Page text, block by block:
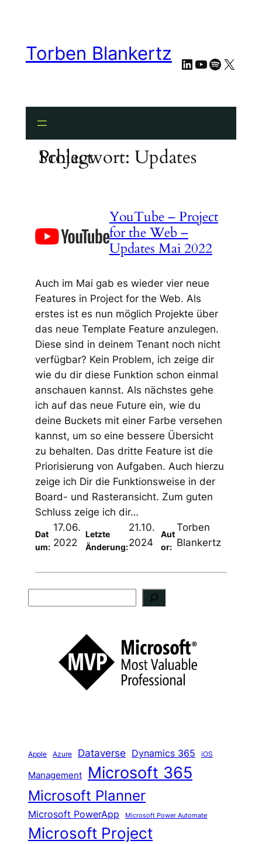
springenTorben Blankertz LinkedIn
YouTube
Spotify
X
Schlagwort:
Updates Project
YouTube – Project
for the Web –
Updates Mai 2022
Auch im Mai gab es wieder vier neue
Features in Project for the Web. Als
erstes ist es nun möglich Projekte über
das neue Template Feature anzulegen.
Diese sind in deinem Tenant noch nicht
verfügbar? Kein Problem, ich zeige dir
wie du dir diese Funktion schon einmal
anschauen kannst. Als nächstes gehe
ich auf das neue Future ein, wie du
deine Buckets mit einer Farbe versehen
kannst, um so eine bessere Übersicht
zu behalten. Das dritte Feature ist die
Priorisierung von Aufgaben. Auch hierzu
zeige ich Dir die Funktionsweise in der
Board- und Rasteransicht. Zum guten
Schluss zeige ich dir…
Dat
um:
17.06.
2022
Letzte
Änderung:
21.10.
2024
Aut
or:
Torben
Blankertz
Apple Azure Dataverse Dynamics 365 iOS
Management Microsoft 365
Microsoft Planner
Microsoft PowerApp Microsoft Power Automate
Microsoft Project